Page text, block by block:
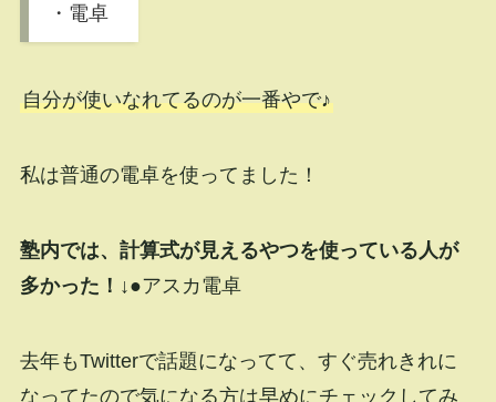
・電卓
自分が使いなれてるのが一番やで♪
私は普通の電卓を使ってました！
塾内では、計算式が見えるやつを使っている人が
多かった！↓●アスカ電卓
去年もTwitterで話題になってて、すぐ売れきれに
なってたので気になる方は早めにチェックしてみ